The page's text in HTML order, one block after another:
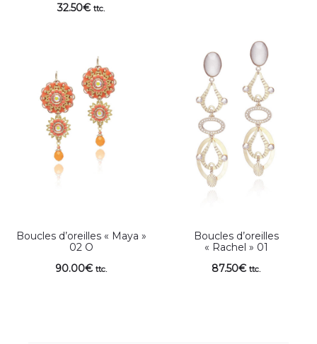
32.50€ ttc.
Boucles d’oreilles « Maya »
02 O
90.00€ ttc.
Boucles d’oreilles
« Rachel » 01
87.50€ ttc.